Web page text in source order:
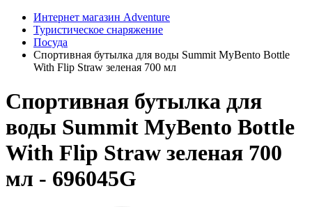
Интернет магазин Adventure
Туристическое снаряжение
Посуда
Спортивная бутылка для воды Summit MyBento Bottle
With Flip Straw зеленая 700 мл
Спортивная бутылка для
воды Summit MyBento Bottle
With Flip Straw зеленая 700
мл - 696045G